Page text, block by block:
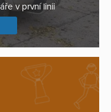
v první linii